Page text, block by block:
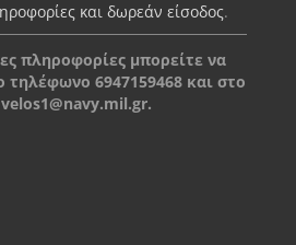
και δωρεάν είσοδος.
πληροφορίες μπορείτε να
τηλέφωνο 6947159468 και στο
velos1@navy.mil.gr.